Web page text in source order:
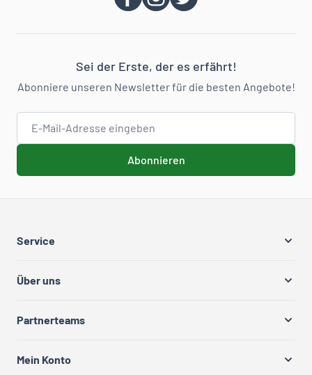
Sei der Erste, der es erfährt!
Abonniere unseren Newsletter für die besten Angebote!
E-Mail-Adresse
Abonnieren
Service
Über uns
Partnerteams
Mein Konto